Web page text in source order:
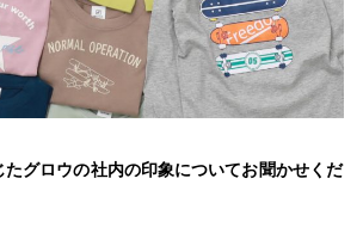
グロウの社内の印象についてお聞かせくだ